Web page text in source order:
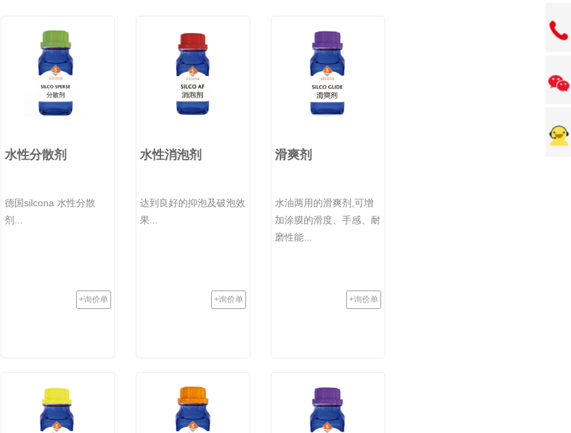
水性分散剂
德国silcona 水性分散
剂...
+询价单
水性消泡剂
达到良好的抑泡及破泡效
果...
+询价单
滑爽剂
水油两用的滑爽剂,可增
加涂膜的滑度、手感、耐
磨性能...
+询价单